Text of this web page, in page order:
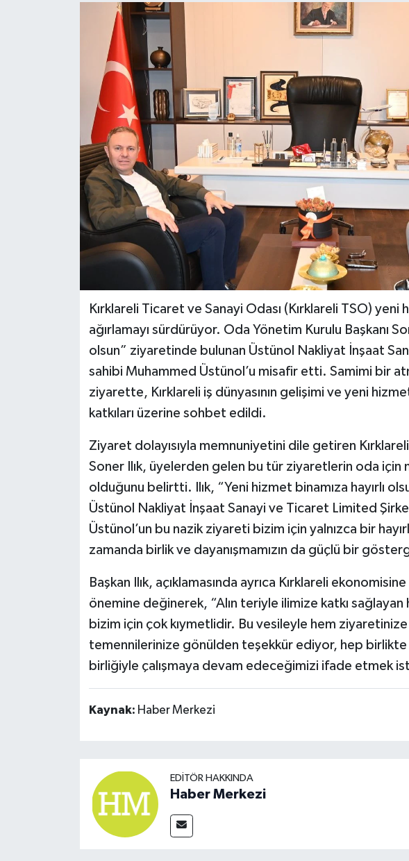
Kırklareli Ticaret ve Sanayi Odası (Kırklareli TSO) yeni
ağırlamayı sürdürüyor. Oda Yönetim Kurulu Başkanı
olsun” ziyaretinde bulunan Üstünol Nakliyat İnşaat
sahibi Muhammed Üstünol’u misafir etti. Samimi bir
ziyarette, Kırklareli iş dünyasının gelişimi ve yeni
katkıları üzerine sohbet edildi.
Ziyaret dolayısıyla memnuniyetini dile getiren
Soner Ilık, üyelerden gelen bu tür ziyaretlerin oda için
olduğunu belirtti. Ilık, “Yeni hizmet binamıza hayırlı
Üstünol Nakliyat İnşaat Sanayi ve Ticaret Limited
Üstünol’un bu nazik ziyareti bizim için yalnızca bir
zamanda birlik ve dayanışmamızın da güçlü bir
Başkan Ilık, açıklamasında ayrıca Kırklareli
önemine değinerek, “Alın teriyle ilimize katkı
bizim için çok kıymetlidir. Bu vesileyle hem
temennilerinize gönülden teşekkür ediyor, hep birlikte
birliğiyle çalışmaya devam edeceğimizi ifade etmek
Kaynak: Haber Merkezi
EDITÖR HAKKINDA
Haber Merkezi